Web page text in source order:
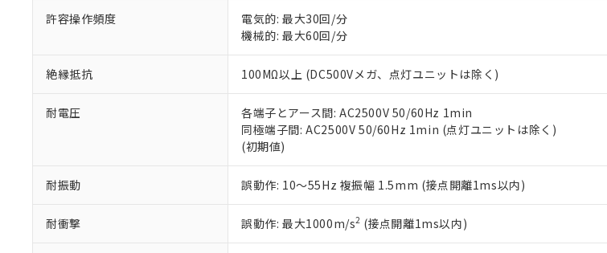
許容操作頻度
電気的: 最大30回/分
機械的: 最大60回/分
絶縁抵抗 100MΩ以上 (DC500Vメガ、点灯ユニットは除く)
耐電圧
各端子とアース間: AC2500V 50/60Hz 1min
同極端子間: AC2500V 50/60Hz 1min (点灯ユニットは除く)
(初期値)
耐振動 誤動作: 10～55Hz 複振幅 1.5mm (接点開離1ms以内)
耐衝撃 誤動作: 最大1000m/s2 (接点開離1ms以内)
いる法人を指します。
EU RoHS指令（10物質）の非含有証明書
51物質の非含有証明書（当社基準）
※本証明書は発行日時点で非含有を証明するもので、過去に遡っ
また、RoHS指令のフタル酸エステル類４物質の対応では、対応
混在することから備考欄に対応日を記載しておりました。
既に当社にて対応品への在庫切替を完了していることから、特
り割愛しております。